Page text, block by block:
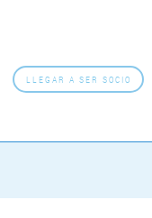
LLEGAR A SER SOCIO